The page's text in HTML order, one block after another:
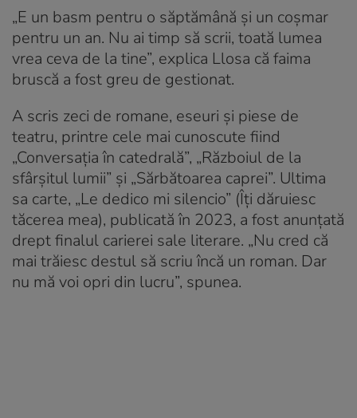
„E un basm pentru o săptămână și un coșmar
pentru un an. Nu ai timp să scrii, toată lumea
vrea ceva de la tine”, explica Llosa că faima
bruscă a fost greu de gestionat.
A scris zeci de romane, eseuri și piese de
teatru, printre cele mai cunoscute fiind
„Conversația în catedrală”, „Războiul de la
sfârșitul lumii” și „Sărbătoarea caprei”. Ultima
sa carte, „Le dedico mi silencio” (Îți dăruiesc
tăcerea mea), publicată în 2023, a fost anunțată
drept finalul carierei sale literare. „Nu cred că
mai trăiesc destul să scriu încă un roman. Dar
nu mă voi opri din lucru”, spunea.